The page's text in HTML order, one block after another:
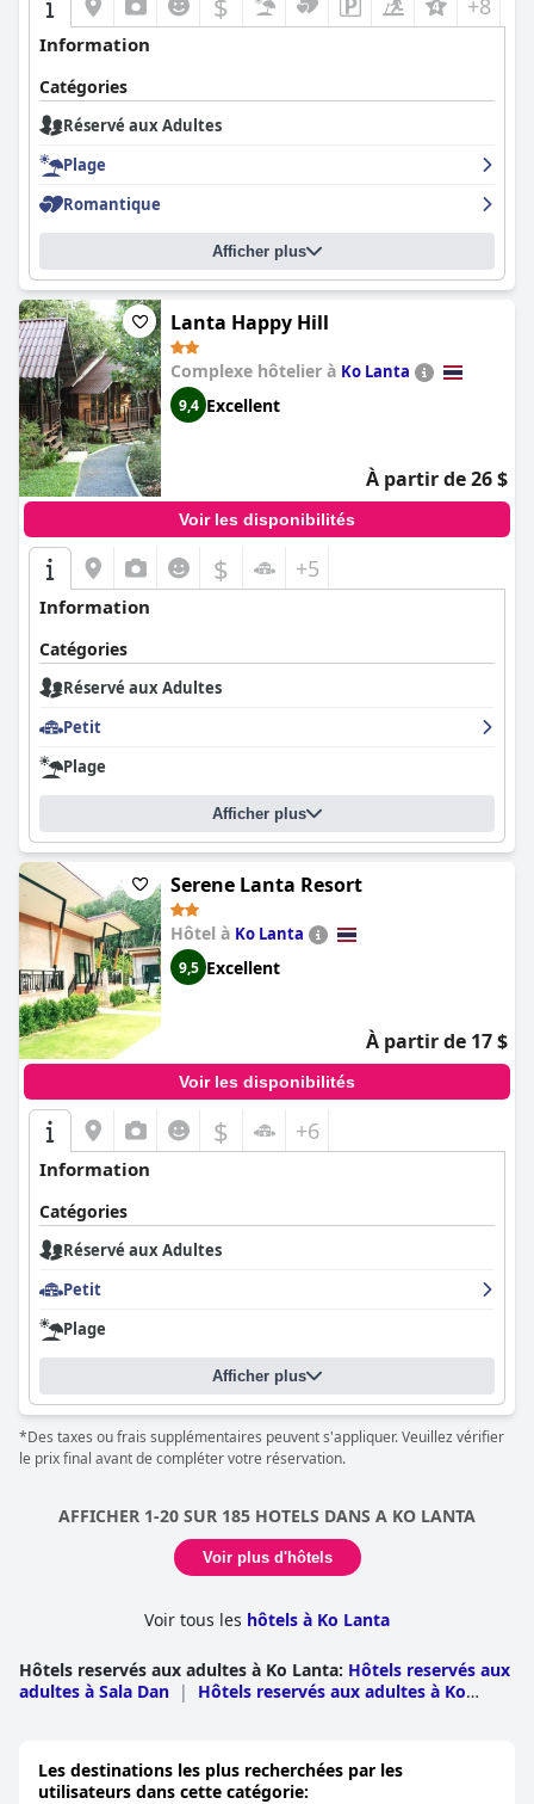
+8
Information
Catégories
Réservé aux Adultes
Plage
Romantique
Afficher plus
Lanta Happy Hill
Complexe hôtelier à Ko Lanta
9,4 Excellent
À partir de 26 $
Voir les disponibilités
$ +5
Information
Catégories
Réservé aux Adultes
Petit
Plage
Afficher plus
Serene Lanta Resort
Hôtel à Ko Lanta
9,5 Excellent
À partir de 17 $
Voir les disponibilités
$ +6
Information
Catégories
Réservé aux Adultes
Petit
Plage
Afficher plus
*Des taxes ou frais supplémentaires peuvent s'appliquer. Veuillez vérifier
le prix final avant de compléter votre réservation.
AFFICHER 1-20 SUR 185 HOTELS DANS A KO LANTA
Voir plus d'hôtels
Voir tous les hôtels à Ko Lanta
Hôtels reservés aux adultes à Ko Lanta: Hôtels reservés aux
adultes à Sala Dan |
Hôtels reservés aux adultes à Ko
Les destinations les plus recherchées par les
utilisateurs dans cette catégorie: